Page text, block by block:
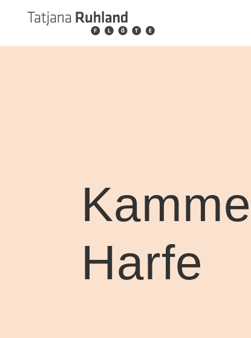
Harfe